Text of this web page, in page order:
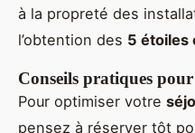
à la propreté des
l’obtention des 5 étoiles
Conseils pratiques
Pour optimiser votre
pensez à réserver tôt